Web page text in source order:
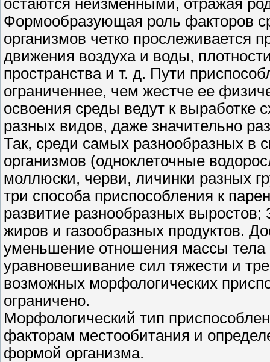
Формообразующая роль факторов
организмов четко прослеживается
движения воздуха и воды,
пространства и т. д. Пути
ограниченнее, чем жестче ее
освоения среды ведут к выработке
разных видов, даже значительно
Так, среди самых разнообразных в
организмов (одноклеточные
моллюски, черви, личинки разных
три способа приспособления к
развитие разнообразных
жиров и газообразных продуктов.
уменьшение отношения массы
уравновешивание сил тяжести и
возможных морфологических
ограничено.
Морфологический тип
факторам местообитания и
формой организма.